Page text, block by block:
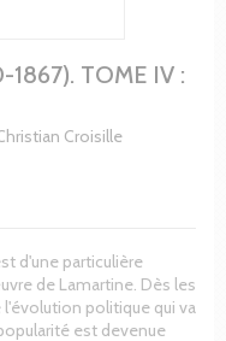
1867). TOME IV :
Croisille
d'une particulière
de Lamartine. Dès les
politique qui va
est devenue